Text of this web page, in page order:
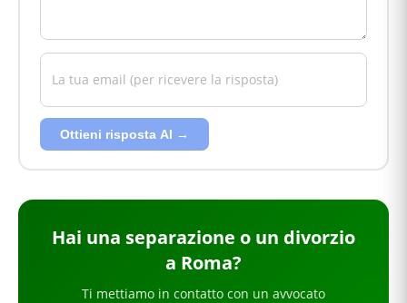
Ottieni risposta AI →
Hai una separazione o un divorzio
a Roma?
Ti mettiamo in contatto con un avvocato